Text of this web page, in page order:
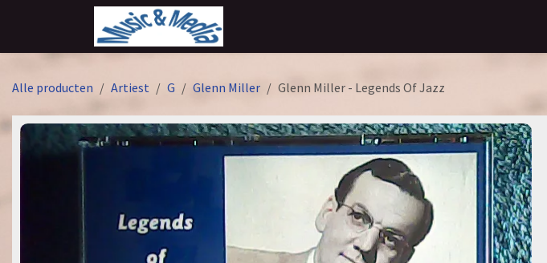
Overslaan naar inhoud
Alle producten Artiest G Glenn Miller Glenn Miller - Legends Of Jazz